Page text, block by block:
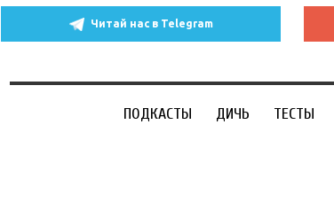
Читай нас в Telegram
ПОДКАСТЫ ДИЧЬ ТЕСТЫ